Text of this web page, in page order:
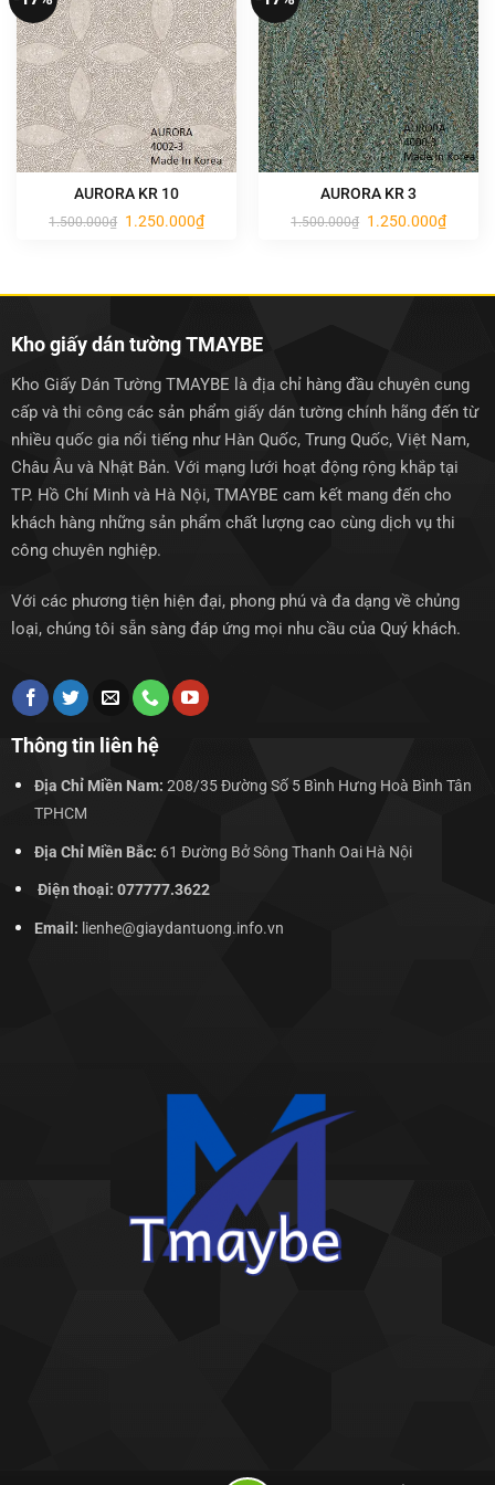
AURORA KR 10
1.500.000₫ Giá
gốc
1.250.000₫Giá
hiện
AURORA KR 3
1.500.000₫ Giá
gốc
1.250.000₫Giá
hiện
Kho giấy dán tường TMAYBE
Kho Giấy Dán Tường TMAYBE là địa chỉ hàng đầu chuyên cung
cấp và thi công các sản phẩm giấy dán tường chính hãng đến từ
nhiều quốc gia nổi tiếng như Hàn Quốc, Trung Quốc, Việt Nam,
Châu Âu và Nhật Bản. Với mạng lưới hoạt động rộng khắp tại
TP. Hồ Chí Minh và Hà Nội, TMAYBE cam kết mang đến cho
khách hàng những sản phẩm chất lượng cao cùng dịch vụ thi
công chuyên nghiệp.
Với các phương tiện hiện đại, phong phú và đa dạng về chủng
loại, chúng tôi sẵn sàng đáp ứng mọi nhu cầu của Quý khách.
Thông tin liên hệ
Địa Chỉ Miền Nam: 208/35 Đường Số 5 Bình Hưng Hoà Bình Tân
TPHCM
Địa Chỉ Miền Bắc: 61 Đường Bở Sông Thanh Oai Hà Nội
Điện thoại: 077777.3622
Email: lienhe@giaydantuong.info.vn